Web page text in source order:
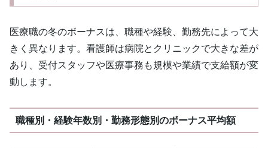
医療職の冬のボーナスは、職種や経験、勤務先によって大
きく異なります。看護師は病院とクリニックで大きな差が
あり、受付スタッフや医療事務も規模や業績で支給額が変
動します。
職種別・経験年数別・勤務形態別のボーナス平均額